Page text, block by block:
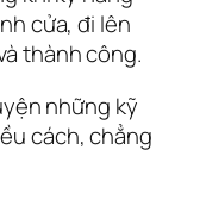
cửa, đi lên
thành công.
những kỹ
cách, chẳng